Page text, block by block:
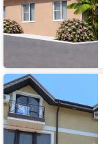
Отель
Грация